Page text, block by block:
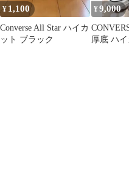
¥ 1,100
Converse All Star ハイカ
ット ブラック
¥9,000
厚底 ハ